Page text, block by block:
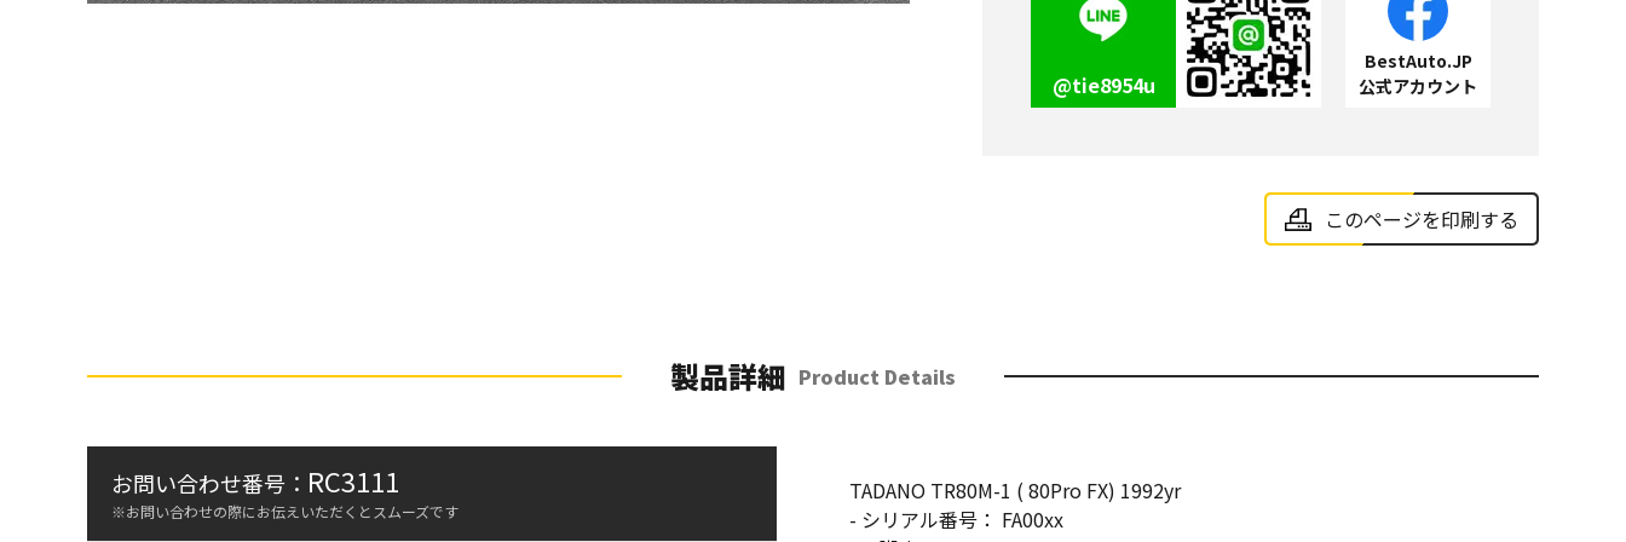
@tie8954u
BestAuto.JP
公式アカウント
このページを印刷する
製品詳細 Product Details
お問い合わせ番号： RC3111
※お問い合わせの際にお伝えいただくとスムーズです
TADANO TR80M-1 ( 80Pro FX) 1992yr
- シリアル番号： FA00xx